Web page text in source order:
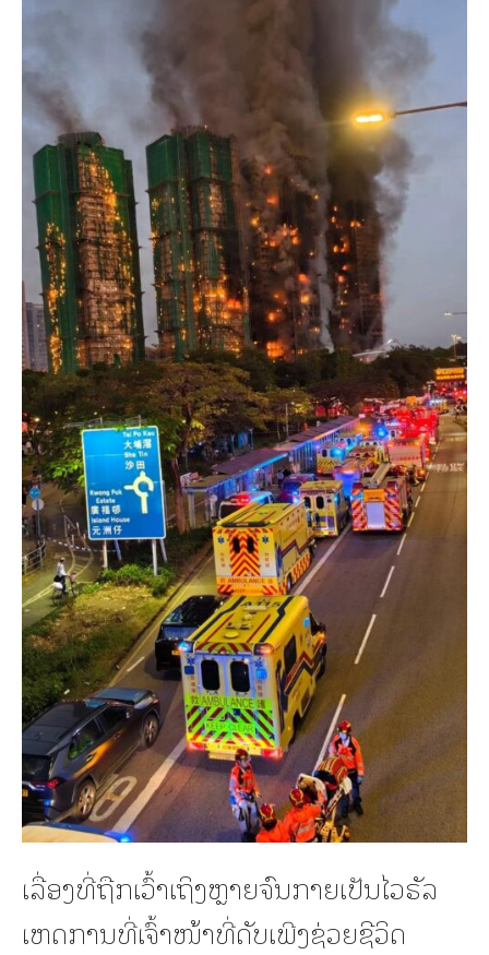
ເລື່ອງທີ່ຖືກເວົ້າເຖິງຫຼາຍຈົນກາຍເປັນໄວຣັລ
ເຫດການທີ່ເຈົ້າໜ້າທີ່ດັບເພີງຊ່ວຍຊີວິດ